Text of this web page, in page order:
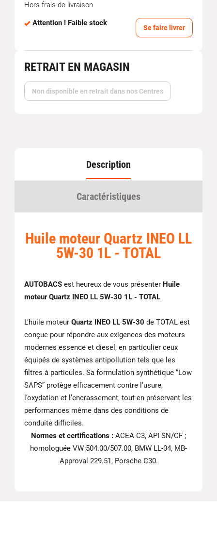
Hors frais de livraison
Attention ! Faible stock
Se faire livrer
RETRAIT EN MAGASIN
Non disponible en retrait dans nos Centres
Description
Caractéristiques
Huile moteur Quartz INEO LL
5W-30 1L - TOTAL
AUTOBACS est heureux de vous présenter Huile
moteur Quartz INEO LL 5W-30 1L - TOTAL
L’huile moteur Quartz INEO LL 5W-30 de TOTAL est
conçue pour répondre aux exigences des moteurs
modernes essence et diesel, en particulier ceux
équipés de systèmes antipollution tels que les
filtres à particules. Sa formulation synthétique “Low
SAPS” protège efficacement contre l’usure,
l’oxydation et l’encrassement, tout en préservant les
performances même dans des conditions de
conduite difficiles.
Normes et certifications : ACEA C3, API SN/CF ;
homologuée VW 504.00/507.00, BMW LL-04, MB-
Approval 229.51, Porsche C30.